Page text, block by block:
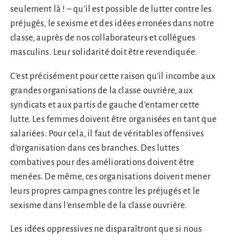
seulement là ! – qu’il est possible de lutter contre les
préjugés, le sexisme et des idées erronées dans notre
classe, auprès de nos collaborateurs et collègues
masculins. Leur solidarité doit être revendiquée.
C’est précisément pour cette raison qu’il incombe aux
grandes organisations de la classe ouvrière, aux
syndicats et aux partis de gauche d’entamer cette
lutte. Les femmes doivent être organisées en tant que
salariées. Pour cela, il faut de véritables offensives
d’organisation dans ces branches. Des luttes
combatives pour des améliorations doivent être
menées. De même, ces organisations doivent mener
leurs propres campagnes contre les préjugés et le
sexisme dans l’ensemble de la classe ouvrière.
Les idées oppressives ne disparaîtront que si nous